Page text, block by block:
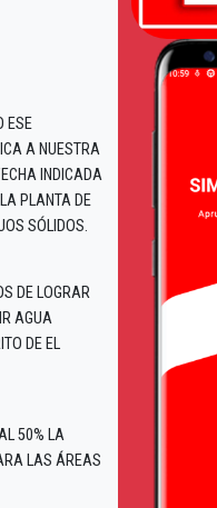
ESE
A NUESTRA
INDICADA
PLANTA DE
SÓLIDOS.
DE LOGRAR
AGUA
DE EL
50% LA
LAS ÁREAS